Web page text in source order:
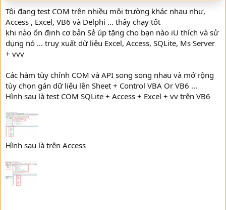
Tôi đang test COM trên nhiều môi trường khác nhau như,
Access , Excel, VB6 và Delphi ... thấy chạy tốt
khi nào ổn định cơ bản Sẻ úp tặng cho bạn nào iU thích và sử
dụng nó ... truy xuất dữ liệu Excel, Access, SQLite, Ms Server
+ vvv
Các hàm tùy chỉnh COM và API song song nhau và mở rộng
tùy chọn gán dữ liệu lên Sheet + Control VBA Or VB6 ...
Hình sau là test COM SQLite + Access + Excel + vv trên VB6
Hình sau là trên Access